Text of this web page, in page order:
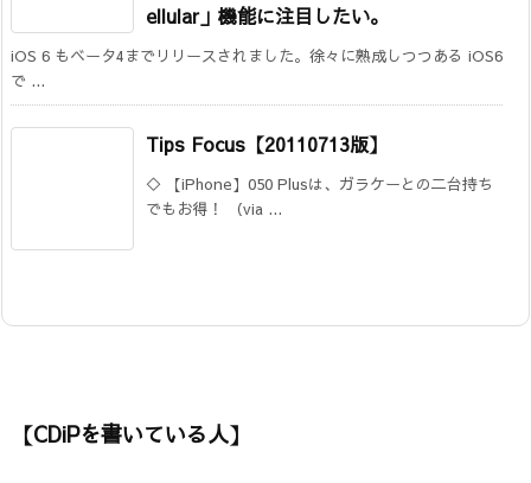
ellular」機能に注目したい。
iOS 6 もベータ4までリリースされました。徐々に熟成しつつある iOS6
で ...
Tips Focus【20110713版】
◇ 【iPhone】050 Plusは、ガラケーとの二台持ち
でもお得！ （via ...
【CDiPを書いている人】